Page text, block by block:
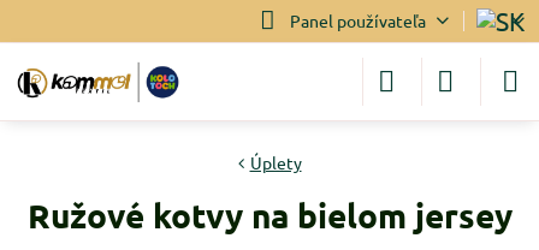
Panel používateľa
Úplety
Ružové kotvy na bielom jersey